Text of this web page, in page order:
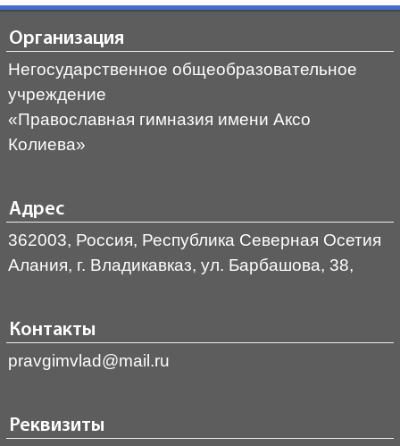
Организация
Негосударственное общеобразовательное
учреждение
«Православная гимназия имени Аксо
Колиева»
Адрес
362003, Россия, Республика Северная Осетия
Алания, г. Владикавказ, ул. Барбашова, 38,
Контакты
pravgimvlad@mail.ru
Реквизиты